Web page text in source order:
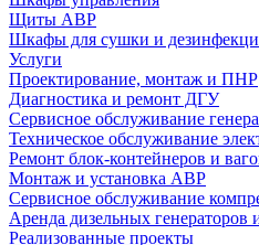
Щиты АВР
Шкафы для сушки и
Услуги
Проектирование, монтаж и ПНР
Диагностика и ремонт ДГУ
Сервисное обслуживание
Техническое обслуживание
Ремонт блок-контейнеров и
Монтаж и установка АВР
Сервисное обслуживание
Аренда дизельных генераторов
Реализованные проекты